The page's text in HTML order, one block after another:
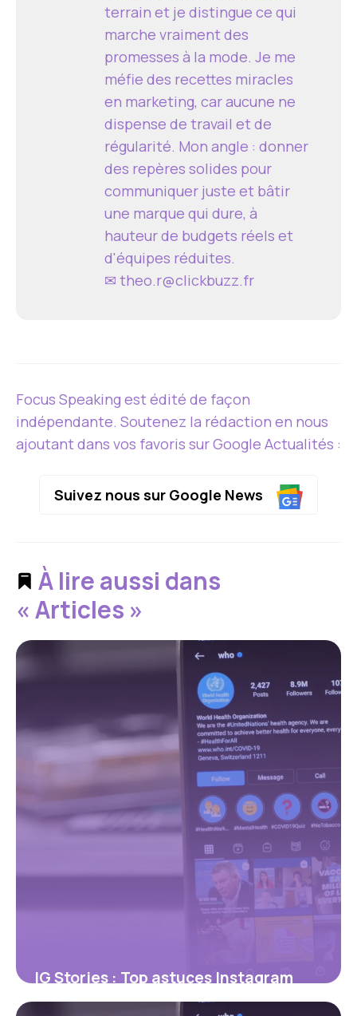
terrain et je distingue ce qui
marche vraiment des
promesses à la mode. Je me
méfie des recettes miracles
en marketing, car aucune ne
dispense de travail et de
régularité. Mon angle : donner
des repères solides pour
communiquer juste et bâtir
une marque qui dure, à
hauteur de budgets réels et
d'équipes réduites.
✉ theo.r@clickbuzz.fr
Focus Speaking est édité de façon
indépendante. Soutenez la rédaction en nous
ajoutant dans vos favoris sur Google Actualités :
Suivez nous sur Google News
À lire aussi dans
« Articles »
IG Stories : Top astuces Instagram
Stories 2026